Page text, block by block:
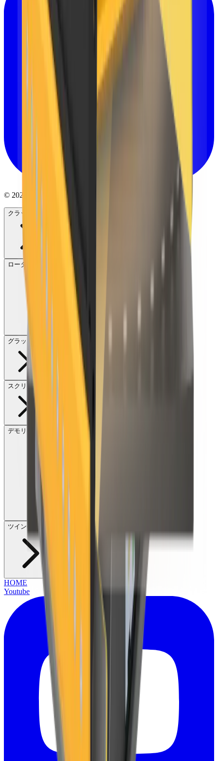
© 2025 MB Crusher Japan. All rights reserved.
クラッシャー
ロータリースクリーン
グラップル
スクリーン
デモリッションクラッシャー
ツインヘッダー
HOME
Youtube